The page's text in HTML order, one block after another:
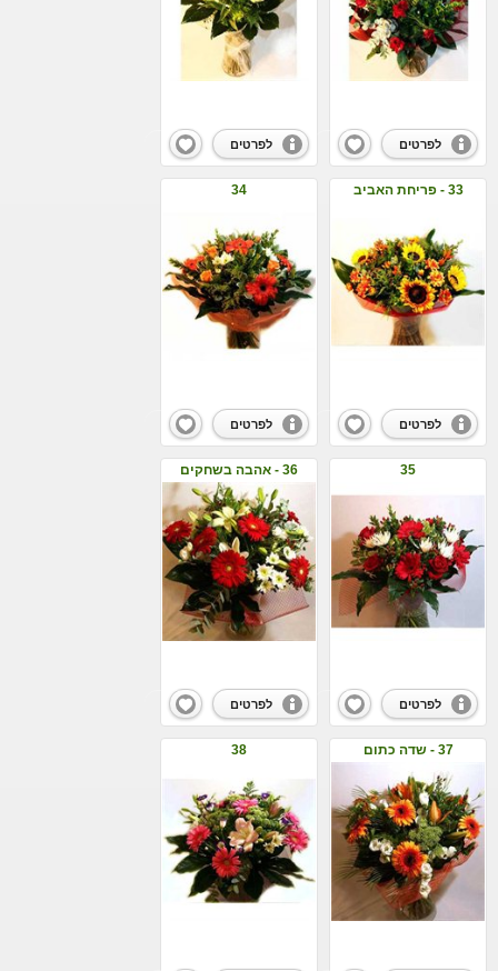
לפרטים לפרטים
33 - פריחת האביב
לפרטים
34
לפרטים
35
לפרטים
36 - אהבה בשחקים
לפרטים
37 - שדה כתום 38